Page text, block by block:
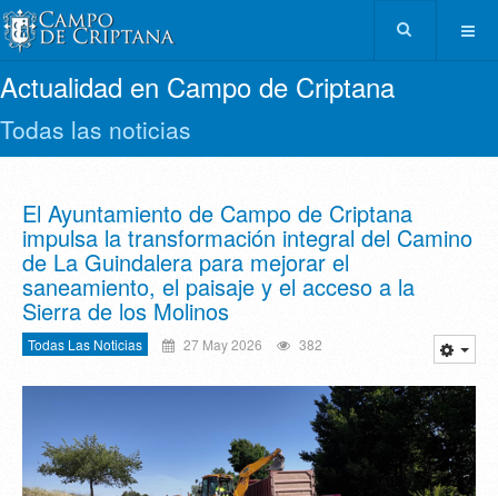
Actualidad en Campo de Criptana
Todas las noticias
El Ayuntamiento de Campo de Criptana
impulsa la transformación integral del Camino
de La Guindalera para mejorar el
saneamiento, el paisaje y el acceso a la
Sierra de los Molinos
Todas Las Noticias 27 May 2026 382